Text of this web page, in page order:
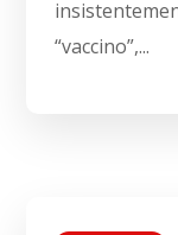
“vaccino”,...